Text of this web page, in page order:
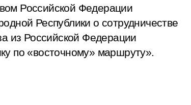
Российской Федерации
Республики о сотрудничестве
из Российской Федерации
по «восточному» маршруту».